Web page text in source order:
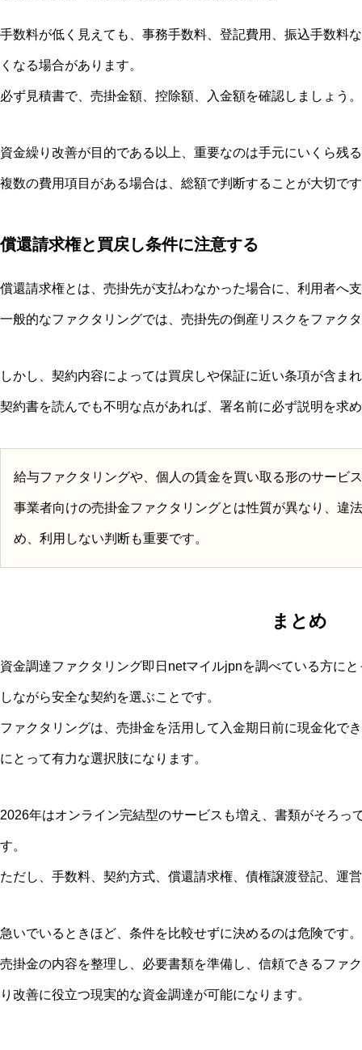
手数料が低く見えても、事務手数料、登記費用、振込手数料
くなる場合があります。
必ず見積書で、売掛金額、控除額、入金額を確認しましょう。
資金繰り改善が目的である以上、重要なのは手元にいくら残
複数の費用項目がある場合は、総額で判断することが大切で
償還請求権と買戻し条件に注意する
償還請求権とは、売掛先が支払わなかった場合に、利用者へ
一般的なファクタリングでは、売掛先の倒産リスクをファク
しかし、契約内容によっては買戻しや保証に近い条項が含ま
契約書を読んでも不明な点があれば、署名前に必ず説明を求
給与ファクタリングや、個人の賃金を買い取る形のサービ
事業者向けの売掛金ファクタリングとは性質が異なり、違
め、利用しない判断も重要です。
まとめ
資金調達ファクタリング即日netマイルjpnを調べている方に
しながら安全な契約を選ぶことです。
ファクタリングは、売掛金を活用して入金期日前に現金化で
にとって有力な選択肢になります。
2026年はオンライン完結型のサービスも増え、書類がそろっ
す。
ただし、手数料、契約方式、償還請求権、債権譲渡登記、運
急いでいるときほど、条件を比較せずに決めるのは危険です。
売掛金の内容を整理し、必要書類を準備し、信頼できるファ
り改善に役立つ現実的な資金調達が可能になります。